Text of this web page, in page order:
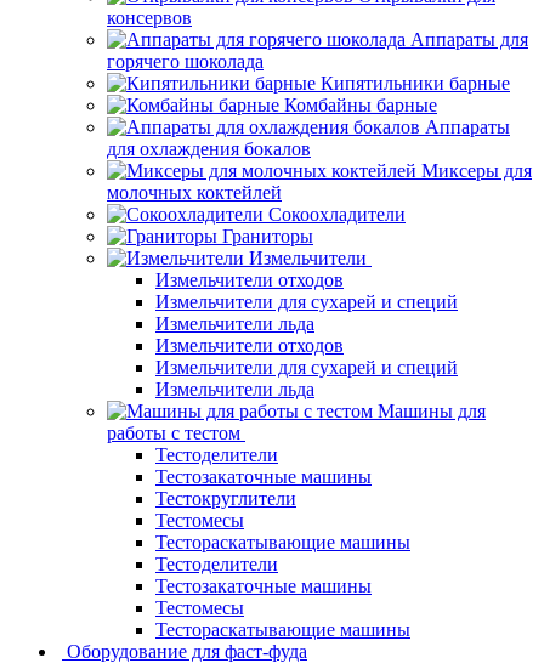
консервов
Аппараты для
горячего шоколада
Кипятильники барные
Комбайны барные
Аппараты
для охлаждения бокалов
Миксеры для
молочных коктейлей
Сокоохладители
Граниторы
Измельчители
Измельчители отходов
Измельчители для сухарей и специй
Измельчители льда
Измельчители отходов
Измельчители для сухарей и специй
Измельчители льда
Машины для
работы с тестом
Тестоделители
Тестозакаточные машины
Тестокруглители
Тестомесы
Тестораскатывающие машины
Тестоделители
Тестозакаточные машины
Тестомесы
Тестораскатывающие машины
Оборудование для фаст-фуда